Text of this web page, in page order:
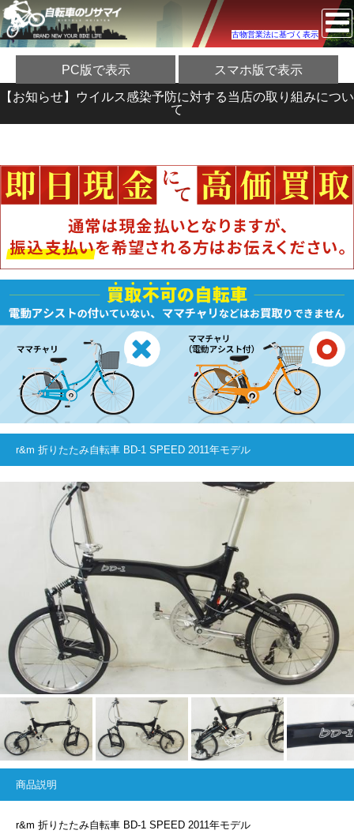
古物営業法に基づく表示
PC版で表示 スマホ版で表示
【お知らせ】ウイルス感染予防に対する当店の取り組みについ
て
r&m 折りたたみ自転車 BD-1 SPEED 2011年モデル
商品説明
r&m 折りたたみ自転車 BD-1 SPEED 2011年モデル